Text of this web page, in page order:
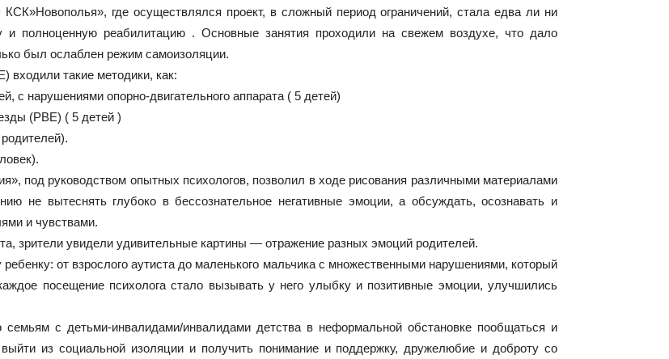
где осуществлялся проект, в сложный период ограничений, стала едва ли ни
и полноценную реабилитацию . Основные занятия проходили на свежем воздухе, что дало
был ослаблен режим самоизоляции.
входили такие методики, как:
с нарушениями опорно-двигательного аппарата ( 5 детей)
(РВЕ) ( 5 детей )
под руководством опытных психологов, позволил в ходе рисования различными материалами
не вытеснять глубоко в бессознательное негативные эмоции, а обсуждать, осознавать и
и чувствами.
зрители увидели удивительные картины — отражение разных эмоций родителей.
от взрослого аутиста до маленького мальчика с множественными нарушениями, который
посещение психолога стало вызывать у него улыбку и позитивные эмоции, улучшились
с детьми-инвалидами/инвалидами детства в неформальной обстановке пообщаться и
из социальной изоляции и получить понимание и поддержку, дружелюбие и доброту со